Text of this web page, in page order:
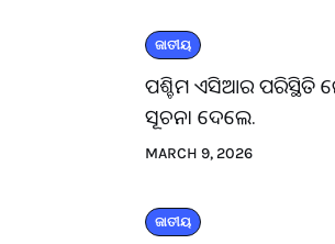
ଜାତୀୟ
ପଶ୍ଚିମ ଏସିଆର ପରିସ୍ଥିତି
ସୂଚନା ଦେଲେ.
MARCH 9, 2026
ଜାତୀୟ